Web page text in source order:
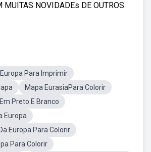
NOVIDADEs DE OUTROS
Para Imprimir
Mapa EurasiaPara Colorir
Preto E Branco
Europa
Europa Para Colorir
Para Colorir